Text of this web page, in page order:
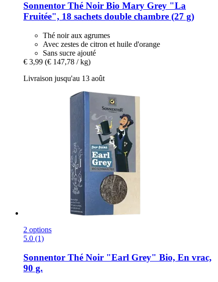
Sonnentor Thé Noir Bio Mary Grey "La
Fruitée", 18 sachets double chambre (27 g)
Thé noir aux agrumes
Avec zestes de citron et huile d'orange
Sans sucre ajouté
€ 3,99 (€ 147,78 / kg)
Livraison jusqu'au 13 août
2 options
5.0 (1)
Sonnentor Thé Noir "Earl Grey" Bio, En vrac,
90 g.